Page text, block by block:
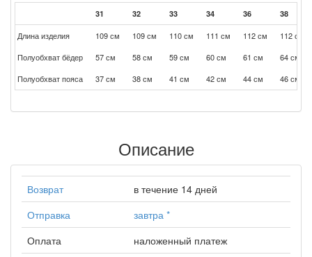
31 32 33 34 36 38
Длина изделия 109 см 109 см 110 см 111 см 112 см
112 см
Полуобхват бёдер
57 см 58 см 59 см 60 см 61 см
64 см
Полуобхват пояса
37 см 38 см 41 см 42 см 44 см 46 см
Описание
Возврат
в течение 14 дней
Отправка
завтра *
Оплата
наложенный платеж